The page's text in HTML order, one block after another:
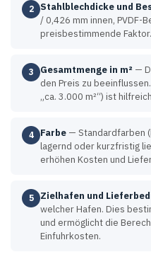
2 Stahlblechdicke und
/ 0,426 mm innen, PVDF-
preisbestimmende Faktor.
3 Gesamtmenge in m² —
den Preis zu
„ca. 3.000 m²“) ist
4 Farbe — Standardfarben
lagernd oder kurzfristig
erhöhen Kosten und
5 Zielhafen und
welcher Hafen. Dies
und ermöglicht die
Einfuhrkosten.